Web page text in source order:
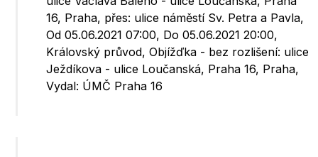
16, Praha, přes: ulice náměstí Sv. Petra a Pavla,
Od 05.06.2021 07:00, Do 05.06.2021 20:00,
Královský průvod, Objížďka - bez rozlišení: ulice
Ježdíkova - ulice Loučanská, Praha 16, Praha,
Vydal: ÚMČ Praha 16